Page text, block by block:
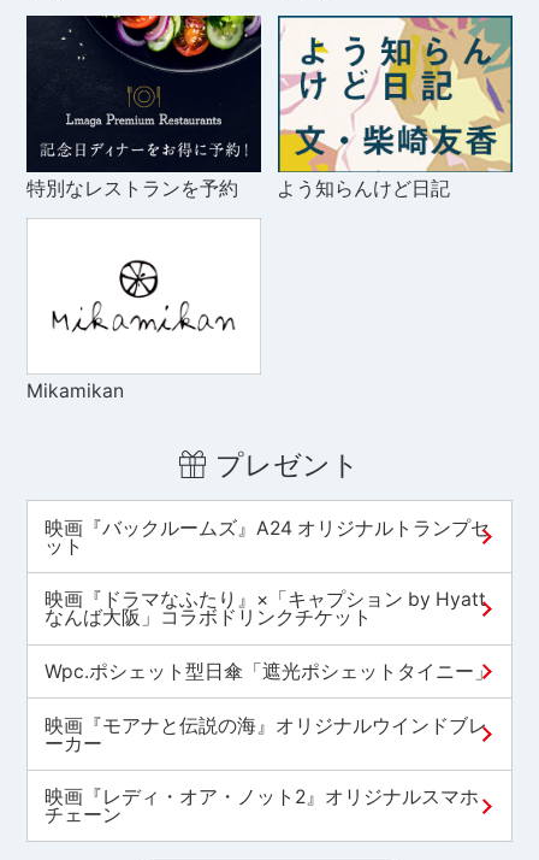
特別なレストランを予約 よう知らんけど日記
Mikamikan
プレゼント
映画『バックルームズ』A24 オリジナルトランプセ
ット
映画『ドラマなふたり』×「キャプション by Hyatt
なんば大阪」コラボドリンクチケット
Wpc.ポシェット型日傘「遮光ポシェットタイニー」
映画『モアナと伝説の海』オリジナルウインドブレ
ーカー
映画『レディ・オア・ノット2』オリジナルスマホ
チェーン